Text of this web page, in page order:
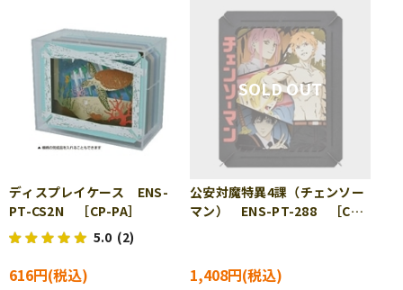
ディスプレイケース ENS-
PT-CS2N ［CP-PA］
5.0 (2)
616円
公安対魔特異4課（チェンソー
マン） ENS-PT-288 ［CP-
1,408円